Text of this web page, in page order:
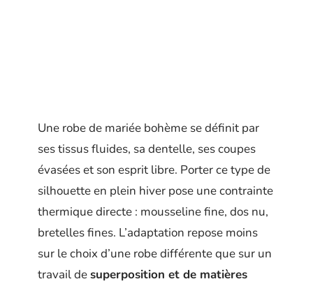
Une robe de mariée bohème se définit par
ses tissus fluides, sa dentelle, ses coupes
évasées et son esprit libre. Porter ce type de
silhouette en plein hiver pose une contrainte
thermique directe : mousseline fine, dos nu,
bretelles fines. L’adaptation repose moins
sur le choix d’une robe différente que sur un
travail desuperposition et de matières